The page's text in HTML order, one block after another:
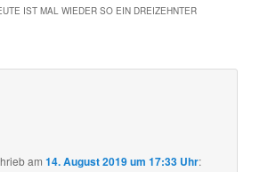
IST MAL WIEDER SO EIN DREIZEHNTER
am14. August 2019 um 17:33 Uhr: